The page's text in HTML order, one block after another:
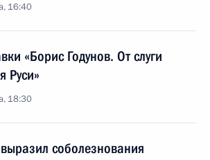
16:40
«Борис Годунов. От слуги
Руси»
18:30
соболезнования